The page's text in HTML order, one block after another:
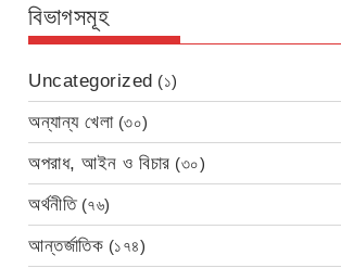
বিভাগসমূহ
Uncategorized (১)
অন্যান্য খেলা(৩০)
অপরাধ, আইন ও বিচার (৩০)
অর্থনীতি(৭৬)
আন্তর্জাতিক (১৭৪)